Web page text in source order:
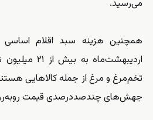
می‌رسید.
همچنین هزینه سبد اقلام اساسی
اردیبهشت‌ماه
تخم‌مرغ و مرغ از جمله کالاهایی
جهش‌های چندصددرصدی قیمت